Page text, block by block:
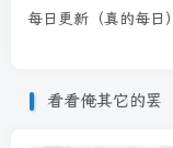
每日更新（真的每日）
看看俺其它的罢